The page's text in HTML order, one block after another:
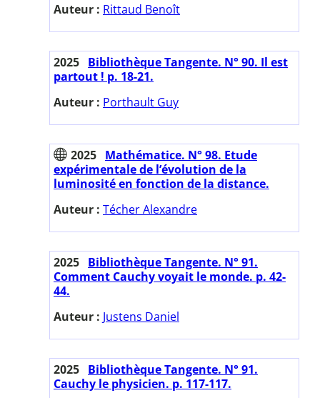
Auteur : Rittaud Benoît
2025 Bibliothèque Tangente. N° 90. Il est
partout ! p. 18-21.
Auteur : Porthault Guy
2025 Mathématice. N° 98. Etude
expérimentale de l’évolution de la
luminosité en fonction de la distance.
Auteur : Técher Alexandre
2025 Bibliothèque Tangente. N° 91.
Comment Cauchy voyait le monde. p. 42-
44.
Auteur : Justens Daniel
2025 Bibliothèque Tangente. N° 91.
Cauchy le physicien. p. 117-117.